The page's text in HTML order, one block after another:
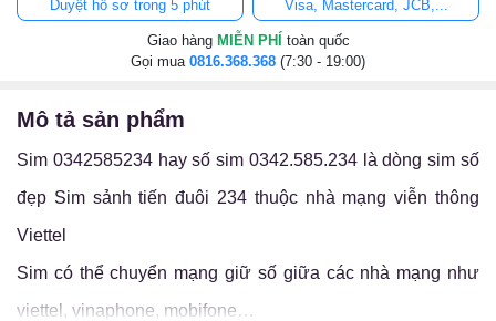
Duyệt hồ sơ trong 5 phút
Visa, Mastercard, JCB,...
Giao hàng MIỄN PHÍ toàn quốc
Gọi mua 0816.368.368 (7:30 - 19:00)
mô tả sản phẩm
Sim 0342585234 hay số sim 0342.585.234 là dòng sim số
đẹp Sim sảnh tiến đuôi 234 thuộc nhà mạng viễn thông
Viettel
Sim có thể chuyển mạng giữ số giữa các nhà mạng như
viettel, vinaphone, mobifone…